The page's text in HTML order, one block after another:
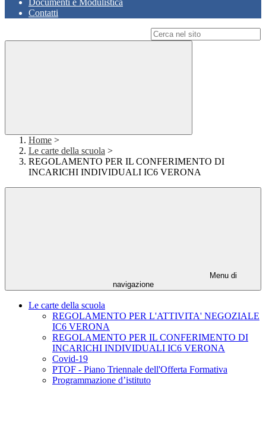
Documenti e Modulistica
Contatti
Home >
Le carte della scuola >
REGOLAMENTO PER IL CONFERIMENTO DI
INCARICHI INDIVIDUALI IC6 VERONA
Menu di
navigazione
Le carte della scuola
REGOLAMENTO PER L'ATTIVITA' NEGOZIALE
IC6 VERONA
REGOLAMENTO PER IL CONFERIMENTO DI
INCARICHI INDIVIDUALI IC6 VERONA
Covid-19
PTOF - Piano Triennale dell'Offerta Formativa
Programmazione d’istituto